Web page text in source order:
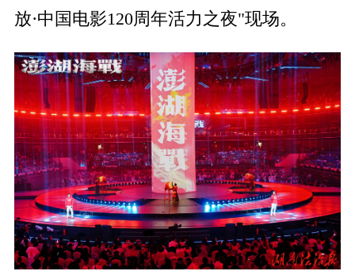
放·中国电影120周年活力之夜"现场。